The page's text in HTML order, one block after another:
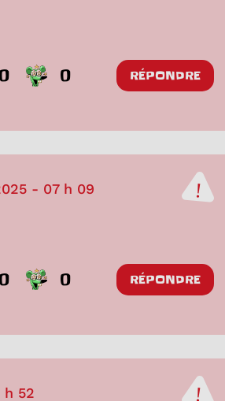
0 0 RÉPONDRE
- 07 h 09
0 0 RÉPONDRE
h 52